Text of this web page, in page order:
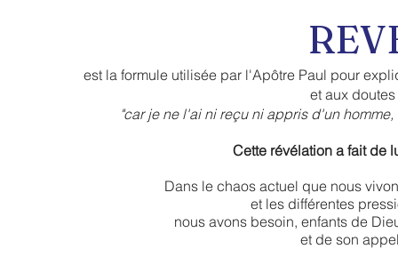
est la formule utilisée par l'Apôtre Paul pour
et aux
"car je ne l'ai ni reçu ni appris d'un
Cette révélation a fait de
Dans le chaos actuel que nous
et les différentes
nous avons besoin, enfants de
et de son